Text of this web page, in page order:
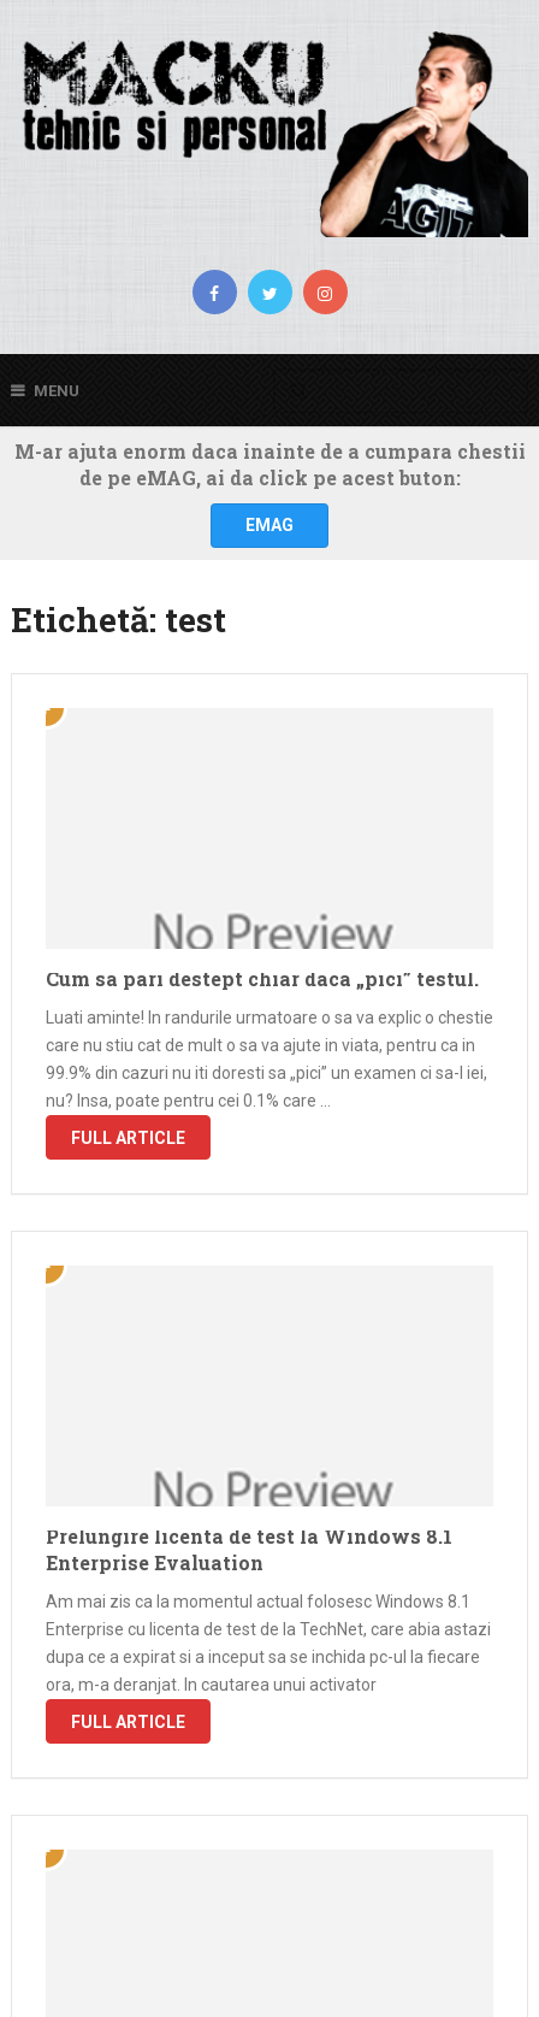
MENU
M-ar ajuta enorm daca inainte de a cumpara chestii
de pe eMAG, ai da click pe acest buton:
EMAG
Etichetă: test
Cum sa pari destept chiar daca „pici” testul.
Luati aminte! In randurile urmatoare o sa va explic o chestie
care nu stiu cat de mult o sa va ajute in viata, pentru ca in
99.9% din cazuri nu iti doresti sa „pici” un examen ci sa-l iei,
nu? Insa, poate pentru cei 0.1% care …
FULL ARTICLE
Prelungire licenta de test la Windows 8.1
Enterprise Evaluation
Am mai zis ca la momentul actual folosesc Windows 8.1
Enterprise cu licenta de test de la TechNet, care abia astazi
dupa ce a expirat si a inceput sa se inchida pc-ul la fiecare
ora, m-a deranjat. In cautarea unui activator
FULL ARTICLE